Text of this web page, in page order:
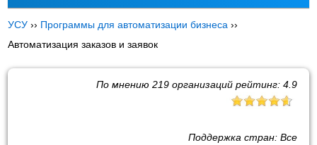
УСУ ›› Программы для автоматизации бизнеса ››
Автоматизация заказов и заявок
По мнению 219организаций рейтинг: 4.9
Поддержка стран: Все